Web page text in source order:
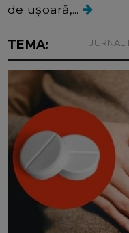
de ușoară,...
TEMA: JURNAL